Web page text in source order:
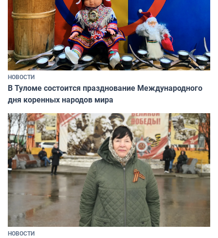
НОВОСТИ
В Туломе состоится празднование Международного
дня коренных народов мира
НОВОСТИ